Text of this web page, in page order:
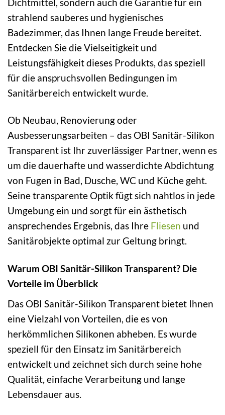
strahlend sauberes und hygienisches
Badezimmer, das Ihnen lange Freude bereitet.
Entdecken Sie die Vielseitigkeit und
Leistungsfähigkeit dieses Produkts, das speziell
für die anspruchsvollen Bedingungen im
Sanitärbereich entwickelt wurde.
Ob Neubau, Renovierung oder
Ausbesserungsarbeiten – das OBI Sanitär-Silikon
Transparent ist Ihr zuverlässiger Partner, wenn es
um die dauerhafte und wasserdichte Abdichtung
von Fugen in Bad, Dusche, WC und Küche geht.
Seine transparente Optik fügt sich nahtlos in jede
Umgebung ein und sorgt für ein ästhetisch
ansprechendes Ergebnis, das Ihre Fliesen und
Sanitärobjekte optimal zur Geltung bringt.
Warum OBI Sanitär-Silikon Transparent? Die
Vorteile im Überblick
Das OBI Sanitär-Silikon Transparent bietet Ihnen
eine Vielzahl von Vorteilen, die es von
herkömmlichen Silikonen abheben. Es wurde
speziell für den Einsatz im Sanitärbereich
entwickelt und zeichnet sich durch seine hohe
Qualität, einfache Verarbeitung und lange
Lebensdauer aus.